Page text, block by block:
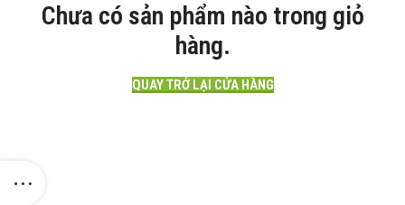
Chưa có sản phẩm nào trong giỏ
hàng.
QUAY TRỞ LẠI CỬA HÀNG